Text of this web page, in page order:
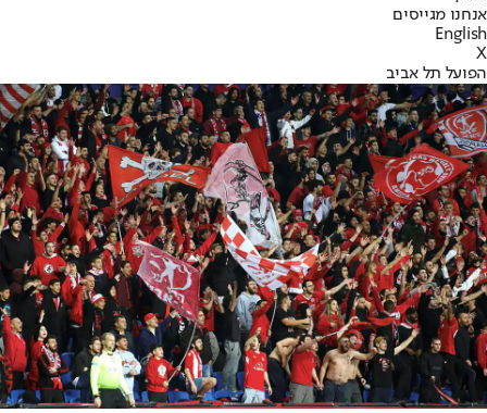
אנחנו מגייסים
English
X
הפועל תל אביב